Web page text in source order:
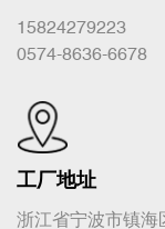
15824279223
0574-8636-6678
工厂地址
浙江省宁波市镇海